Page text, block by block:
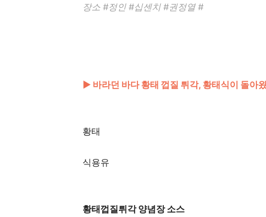
장소 #정인 #십센치 #권정열 #
▶ 바라던 바다 황태 껍질 튀각, 황태식이 돌아
황태
식용유
황태껍질튀각 양념장 소스